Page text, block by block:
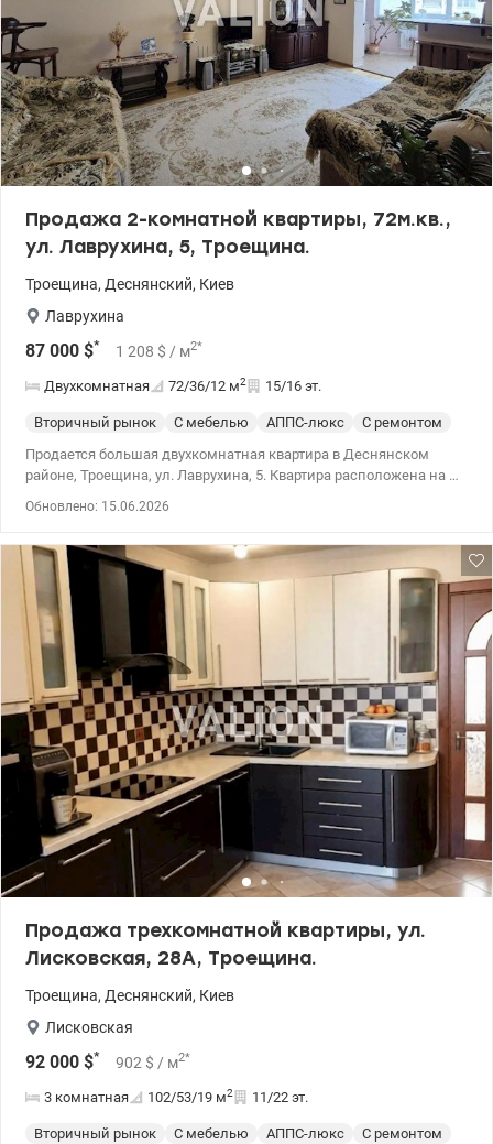
Продажа 2-комнатной квартиры, 72м.кв.,
ул. Лаврухина, 5, Троещина.
Троещина, Деснянский, Киев
Лаврухина
87 000 $* 1 208 $ / м2*
Двухкомнатная 72/36/12 м2 15/16 эт.
Вторичный рынок С мебелью АППС-люкс
С ремонтом
Продается большая двухкомнатная квартира в Деснянском
районе, Троещина, ул. Лаврухина, 5. Квартира расположена на 15
лоджия объединена с комнатой, и на эту лоджию вынесен
кухонный блок. Таким образом квартира состоит из двух
отдельных комнат (11,8 и 18м.кв.) и большой (почти 25м.кв.)
кухни-гостиной. В квартире выполнен качественный ремонт.
Проведен интернет, установлена ​​сигнализация. Бытовая
техника и частично мебель остаются новому владельцу.
Закрытый тамбур на три квартиры, порядочные соседи.
Аккуратный подъезд, два лифта после капремонта. Обустроеная
придомовая территория. Развитая инфраструктура: ТРЦ Район,
Сильпо, АТБ, школы, детские сады, детские и спортивные
площадки, поликлиника, стоматология, аптеки, кафе и
рестораны. Удобная транспортная развязка. Цена 87000у.е. (093)
939-77-45, (097) 939-77-45 Нина. valion.ua/1152039
Обновлено: 15.06.2026
Продажа трехкомнатной квартиры, ул.
Лисковская, 28А, Троещина.
Троещина, Деснянский, Киев
Лисковская
92 000 $* 902 $ / м2*
3 комнатная 102/53/19 м2 11/22 эт.
Вторичный рынок С мебелью АППС-люкс С ремонтом